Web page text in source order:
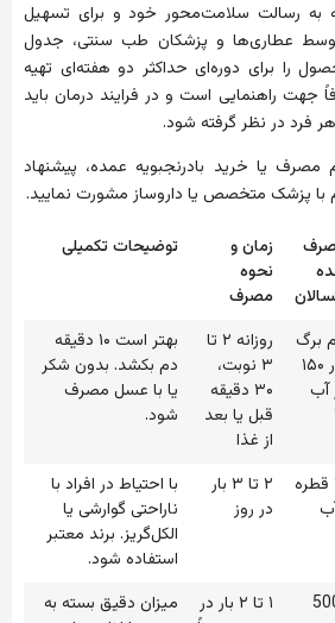
به رسالت سلامت‌محور خود و برای تسهیل
توسط عطاری‌ها و پزشکان طب سنتی، جدول
را برای دوره‌ای حداکثر دو هفته‌ای تهیه
راهنمایی است و در فرایند درمان باید
فرد در نظر گرفته شود.
یا خرید بادرنجبویه عمده، پیشنهاد
با پزشک متخصص یا داروساز مشورت نمایید.
زمان و
نحوه
مصرف
توضیحات تکمیلی
گرم برگ
خشک در ۱۵۰
آب
(۱
روزانه ۲ تا
۳ نوبت،
۳۰ دقیقه
قبل یا بعد
از غذا
بهتر است ۱۰ دقیقه
دم بکشد. بدون شکر
یا با عسل مصرف
شود.
۲۰ تا ۳۰ قطره
۲ تا ۳ بار
در روز
با احتیاط در افراد با
ناراحتی گوارشی یا
الکل‌گریز. برند معتبر
استفاده شود.
تا 500
۱ تا ۲ بار در
میزان دقیق بسته به